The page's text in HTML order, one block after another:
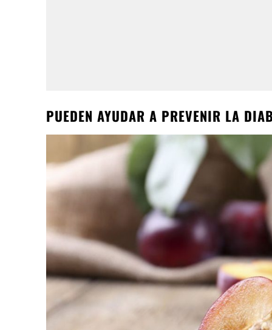
PUEDEN AYUDAR A PREVENIR LA